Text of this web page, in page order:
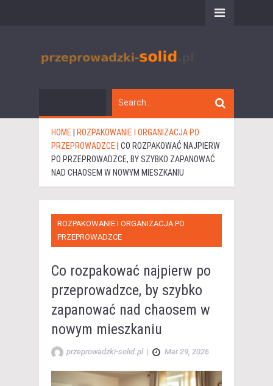
HOME
ROZPAKOWANIE I ORGANIZACJA PO
PRZEPROWADZCE CO ROZPAKOWAĆ NAJPIERW
PO PRZEPROWADZCE, BY SZYBKO ZAPANOWAĆ
NAD CHAOSEM W NOWYM MIESZKANIU
ROZPAKOWANIE I ORGANIZACJA PO
PRZEPROWADZCE
Co rozpakować najpierw po
przeprowadzce, by szybko
zapanować nad chaosem w
nowym mieszkaniu
przeprowadzki-solid.pl | Mar 29, 2026